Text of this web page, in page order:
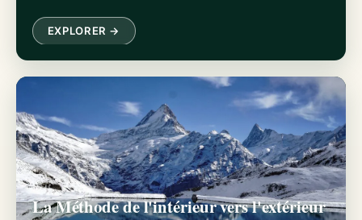
EXPLORER →
La Méthode de l'intérieur vers l'extérieur